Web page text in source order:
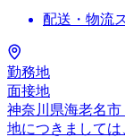
配送・物流
勤務地
面接地
神奈川県海老名
地につきましては